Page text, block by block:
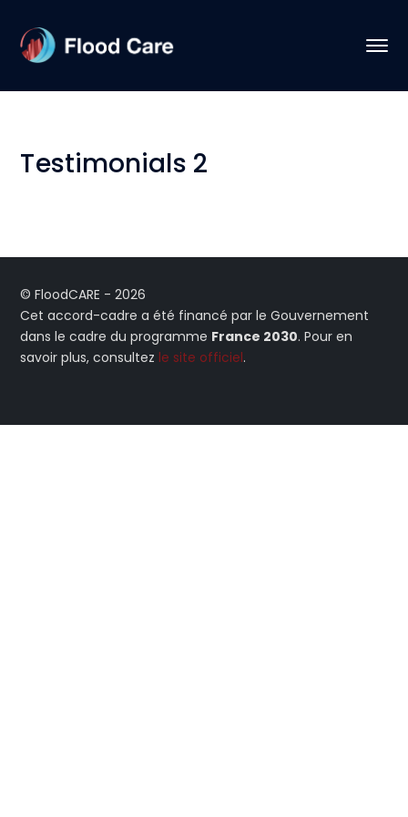
Testimonials 2
© FloodCARE - 2026
Cet accord-cadre a été financé par le Gouvernement
dans le cadre du programme France 2030. Pour en
savoir plus, consultez le site officiel.